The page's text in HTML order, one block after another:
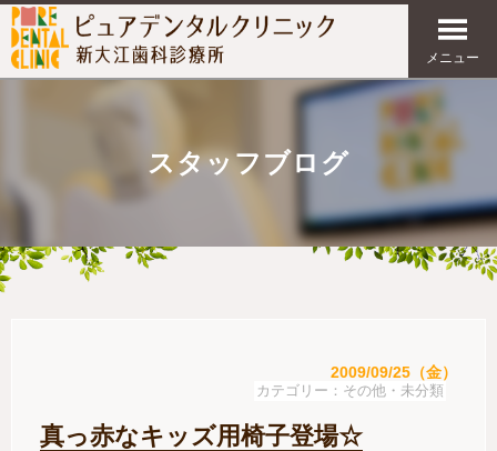
メニュー
スタッフブログ
2009/09/25（金）
その他・未分類
真っ赤なキッズ用椅子登場☆